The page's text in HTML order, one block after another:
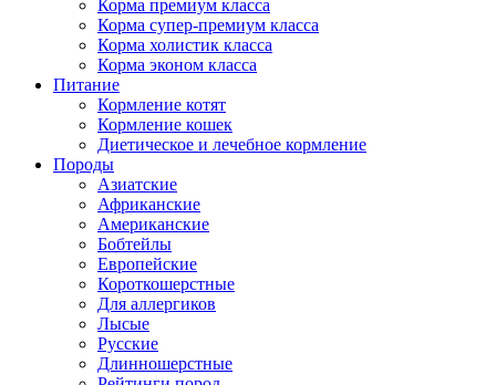
Корма премиум класса
Корма супер-премиум класса
Корма холистик класса
Корма эконом класса
Питание
Кормление котят
Кормление кошек
Диетическое и лечебное кормление
Породы
Азиатские
Африканские
Американские
Бобтейлы
Европейские
Короткошерстные
Для аллергиков
Лысые
Русские
Длинношерстные